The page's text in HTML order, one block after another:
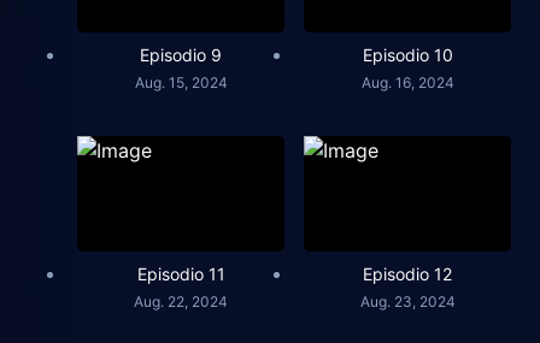
Episodio 9
Aug. 15, 2024
Episodio 10
Aug. 16, 2024
Episodio 11
Aug. 22, 2024
Episodio 12
Aug. 23, 2024